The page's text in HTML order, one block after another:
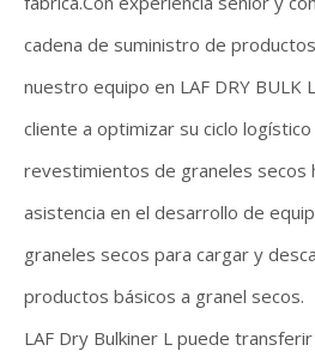
cadena de suministro de
nuestro equipo en LAF DRY BULK
cliente a optimizar su ciclo
revestimientos de graneles secos
asistencia en el desarrollo de
graneles secos para cargar y
productos básicos a granel secos.
LAF Dry Bulkiner L puede